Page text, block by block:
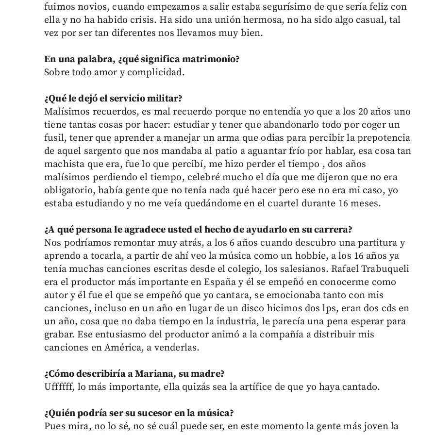
fuimos novios, cuando empezamos a salir estaba segurísimo de que sería feliz con
ella y no ha habido crisis. Ha sido una unión hermosa, no ha sido algo casual, tal
vez por ser tan diferentes nos llevamos muy bien.
En una palabra, ¿qué significa matrimonio?
Sobre todo amor y complicidad.
¿Qué le dejó el servicio militar?
Malísimos recuerdos, es mal recuerdo porque no entendía yo que a los 20 años uno
tiene tantas cosas por hacer: estudiar y tener que abandonarlo todo por coger un
fusil, tener que aprender a manejar un arma que odias para percibir la prepotencia
de aquel sargento que nos mandaba al patio a aguantar frío por hablar, esa cosa tan
machista que era, fue lo que percibí, me hizo perder el tiempo , dos años
malísimos perdiendo el tiempo, celebré mucho el día que me dijeron que no era
obligatorio, había gente que no tenía nada qué hacer pero ese no era mi caso, yo
estaba estudiando y no me veía quedándome en el cuartel durante 16 meses.
¿A qué persona le agradece usted el hecho de ayudarlo en su carrera?
Nos podríamos remontar muy atrás, a los 6 años cuando descubro una partitura y
aprendo a tocarla, a partir de ahí veo la música como un hobbie, a los 16 años ya
tenía muchas canciones escritas desde el colegio, los salesianos. Rafael Trabuqueli
era el productor más importante en España y él se empeñó en conocerme como
autor y él fue el que se empeñó que yo cantara, se emocionaba tanto con mis
canciones, incluso en un año en lugar de un disco hicimos dos lps, eran dos cds en
un año, cosa que no daba tiempo en la industria, le parecía una pena esperar para
grabar. Ese entusiasmo del productor animó a la compañía a distribuir mis
canciones en América, a venderlas.
¿Cómo describiría a Mariana, su madre?
Uffffff, lo más importante, ella quizás sea la artífice de que yo haya cantado.
¿Quién podría ser su sucesor en la música?
Pues mira, no lo sé, no sé cuál puede ser, en este momento la gente más joven la